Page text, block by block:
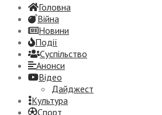
Головна
Війна
Новини
Події
Суспiльство
Анонси
Відео
Дайджест
Культура
Спорт